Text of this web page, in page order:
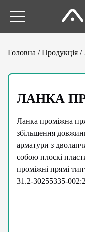
Головна /Продукція /
ЛАНКА
Ланка проміжна
збільшення
арматури з
собою плоскі
проміжні прямі
31.2-30255335-